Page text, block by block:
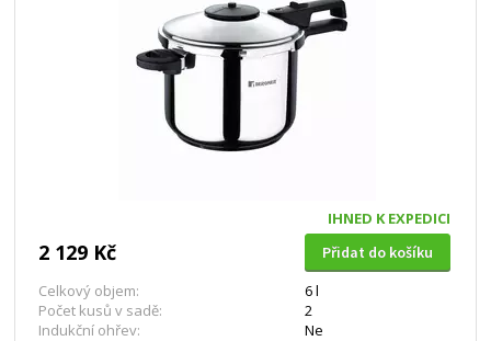
IHNED K EXPEDICI
2 129 Kč
Přidat do košíku
Celkový objem:
6 l
Počet kusů v sadě:
2
Indukční ohřev:
Ne